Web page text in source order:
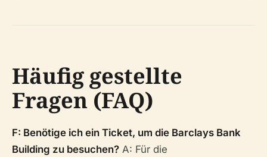
Häufig gestellte
Fragen (FAQ)
F: Benötige ich ein Ticket, um die Barclays Bank
Building zu besuchen? A: Für die